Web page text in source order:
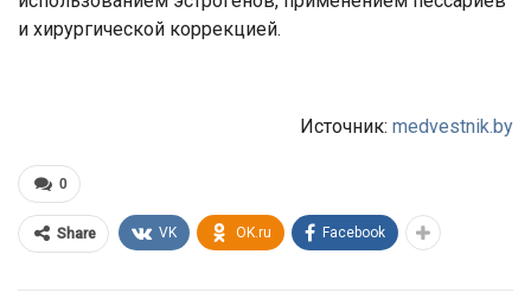
и хирургической коррекцией.
Источник: medvestnik.by
0
Share VK OK.ru Facebook